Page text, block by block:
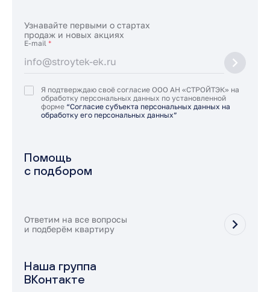
Узнавайте первыми о стартах
продаж и новых акциях
E-mail *
Я подтверждаю своё согласие ООО АН «СТРОЙТЭК» на
обработку персональных данных по установленной
форме “Согласие субъекта персональных данных на
обработку его персональных данных”
Помощь
с подбором
Ответим на все вопросы
и подберём квартиру
Наша группа
ВКонтакте